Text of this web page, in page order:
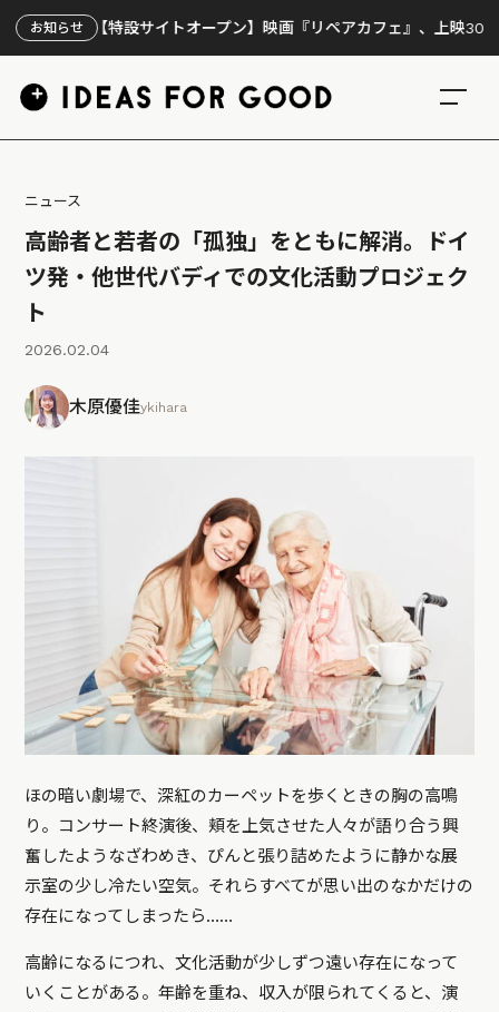
お知らせ
【特設サイトオープン】映画『リペアカフェ』、上映300回の先
ニュース
高齢者と若者の「孤独」をともに解消。ドイ
ツ発・他世代バディでの文化活動プロジェク
ト
2026.02.04
木原優佳ykihara
ほの暗い劇場で、深紅のカーペットを歩くときの胸の高鳴
り。コンサート終演後、頬を上気させた人々が語り合う興
奮したようなざわめき、ぴんと張り詰めたように静かな展
示室の少し冷たい空気。それらすべてが思い出のなかだけの
存在になってしまったら……
高齢になるにつれ、文化活動が少しずつ遠い存在になって
いくことがある。年齢を重ね、収入が限られてくると、演